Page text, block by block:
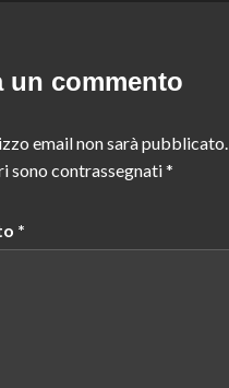
un commento
email non sarà pubblicato.
sono contrassegnati*
*